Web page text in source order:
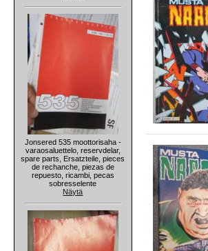
Jonsered 535 moottorisaha -
varaosaluettelo, reservdelar,
spare parts, Ersatzteile, pieces
de rechanche, piezas de
repuesto, ricambi, pecas
sobresselente
Näytä